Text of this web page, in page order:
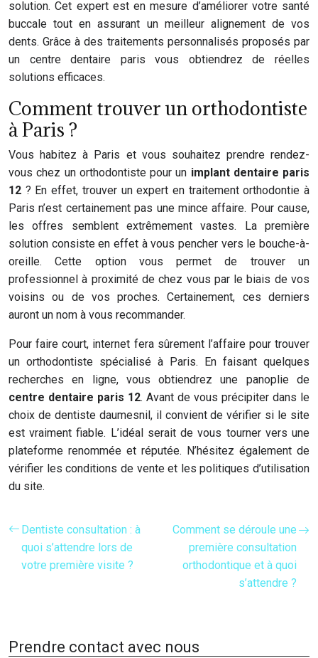
solution. Cet expert est en mesure d’améliorer votre santé
buccale tout en assurant un meilleur alignement de vos
dents. Grâce à des traitements personnalisés proposés par
un centre dentaire paris vous obtiendrez de réelles
solutions efficaces.
Comment trouver un orthodontiste
à Paris ?
Vous habitez à Paris et vous souhaitez prendre rendez-
vous chez un orthodontiste pour un implant dentaire paris
12 ? En effet, trouver un expert en traitement orthodontie à
Paris n’est certainement pas une mince affaire. Pour cause,
les offres semblent extrêmement vastes. La première
solution consiste en effet à vous pencher vers le bouche-à-
oreille. Cette option vous permet de trouver un
professionnel à proximité de chez vous par le biais de vos
voisins ou de vos proches. Certainement, ces derniers
auront un nom à vous recommander.
Pour faire court, internet fera sûrement l’affaire pour trouver
un orthodontiste spécialisé à Paris. En faisant quelques
recherches en ligne, vous obtiendrez une panoplie de
centre dentaire paris 12. Avant de vous précipiter dans le
choix de dentiste daumesnil, il convient de vérifier si le site
est vraiment fiable. L’idéal serait de vous tourner vers une
plateforme renommée et réputée. N’hésitez également de
vérifier les conditions de vente et les politiques d’utilisation
du site.
Dentiste consultation : à
quoi s’attendre lors de
votre première visite ?
Comment se déroule une
première consultation
orthodontique et à quoi
s’attendre ?
Prendre contact avec nous